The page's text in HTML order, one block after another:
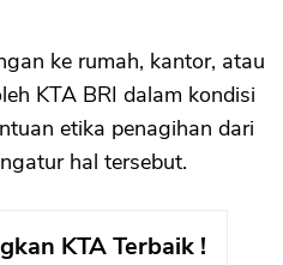
ke rumah, kantor, atau
KTA BRI dalam kondisi
etika penagihan dari
hal tersebut.
KTA Terbaik !